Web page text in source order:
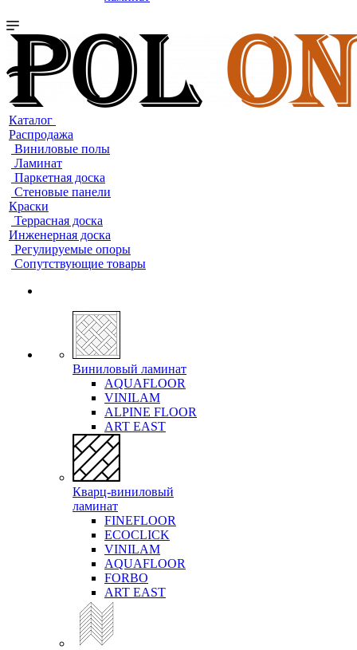
Каталог
Распродажа
Виниловые полы
Ламинат
Паркетная доска
Стеновые панели
Краски
Террасная доска
Инженерная доска
Регулируемые опоры
Сопутствующие товары
Виниловый ламинат
AQUAFLOOR
VINILAM
ALPINE FLOOR
ART EAST
Кварц-виниловый
ламинат
FINEFLOOR
ECOCLICK
VINILAM
AQUAFLOOR
FORBO
ART EAST